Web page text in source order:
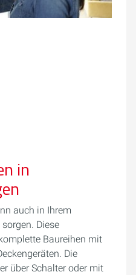
in
auch in Ihrem
Diese
Baureihen mit
Die
über Schalter oder mit